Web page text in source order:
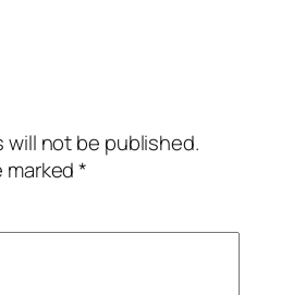
will not be published.
marked*